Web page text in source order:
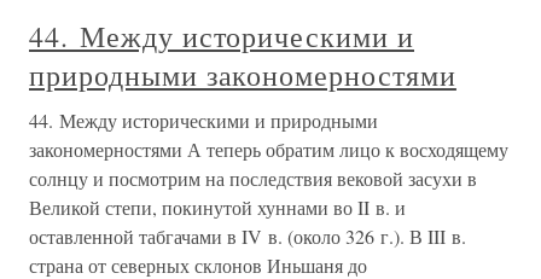
44. Между историческими и
природными закономерностями
44. Между историческими и природными
закономерностями А теперь обратим лицо к восходящему
солнцу и посмотрим на последствия вековой засухи в
Великой степи, покинутой хуннами во II в. и
оставленной табгачами в IV в. (около 326 г.). В III в.
страна от северных склонов Иньшаня до